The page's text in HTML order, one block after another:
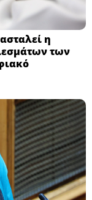
η
των